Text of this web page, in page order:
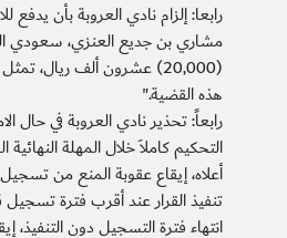
رابعا: إلزام نادي العروبة بأن
مشاري بن جديع العنزي، سعودي
(20,000) عشرون ألف ريال،
هذه القضية."
رابعاً: تحذير نادي العروبة في حال
التحكيم كاملاَ خلال المهلة النهائية
أعلاه، إيقاع عقوبة المنع من
تنفيذ القرار عند أقرب فترة